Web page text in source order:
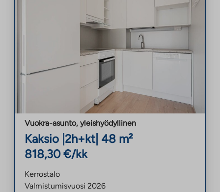
Vuokra-asunto, yleishyödyllinen
Kaksio 2h+kt| 48 m²
818,30 €/kk
Kerrostalo
Valmistumisvuosi 2026